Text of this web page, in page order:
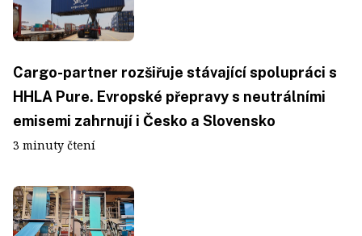
Cargo-partner rozšiřuje stávající spolupráci s
HHLA Pure. Evropské přepravy s neutrálními
emisemi zahrnují i Česko a Slovensko
3 minuty čtení